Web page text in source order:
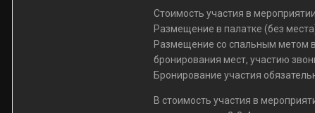
Стоимость участия в
Размещение в палатке (без
Размещение со спальным метом в
бронирования мест, участию
Бронирование участия
В стоимость участия в